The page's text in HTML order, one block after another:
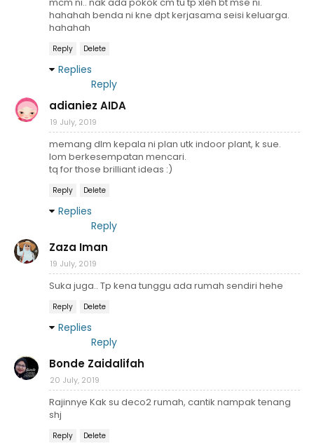
mcm ni.. nak ada pokok cm tu tp xleh bt mse ni.
hahahah benda ni kne dpt kerjasama seisi keluarga.
hahahah
Reply Delete
Replies
Reply
adianiez AIDA
19 July, 2019
memang dlm kepala ni plan utk indoor plant, k sue.
lom berkesempatan mencari.
tq for those brilliant ideas :)
Reply Delete
Replies
Reply
Zaza Iman
19 July, 2019
Suka juga.. Tp kena tunggu ada rumah sendiri hehe
Reply Delete
Replies
Reply
Bonde Zaidalifah
20 July, 2019
Rajinnye Kak su deco2 rumah, cantik nampak tenang
shj
Reply Delete